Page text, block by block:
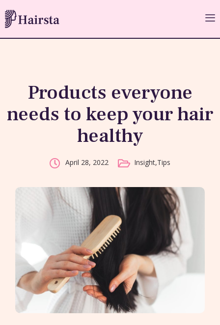
Products everyone
needs to keep your hair
healthy
April 28, 2022 Insight,Tips